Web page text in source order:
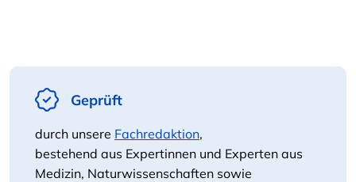
Geprüft
durch unsere Fachredaktion,
bestehend aus Expertinnen und Experten aus
Medizin, Naturwissenschaften sowie